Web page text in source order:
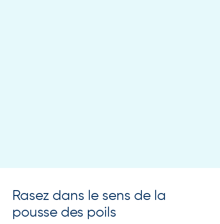
Rasez dans le sens de la
pousse des poils